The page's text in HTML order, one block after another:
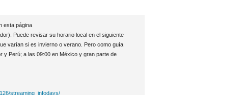
esta página
Puede revisar su horario local en el siguiente
varían si es invierno o verano. Pero como guía
y Perú; a las 09:00 en México y gran parte de
streaming_infodays/